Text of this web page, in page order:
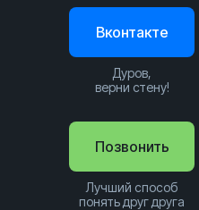
Позвонить
Лучший способ
понять друг друга
Вконтакте
Дуров,
верни стену!